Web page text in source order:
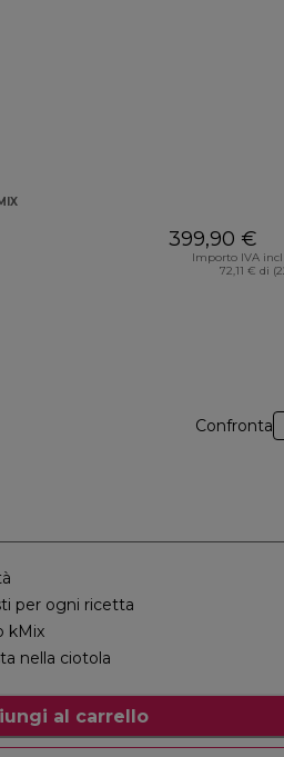
399,90 €
Importo IVA
72,11 € di
Confronta
per ogni ricetta
kMix
nella ciotola
al carrello